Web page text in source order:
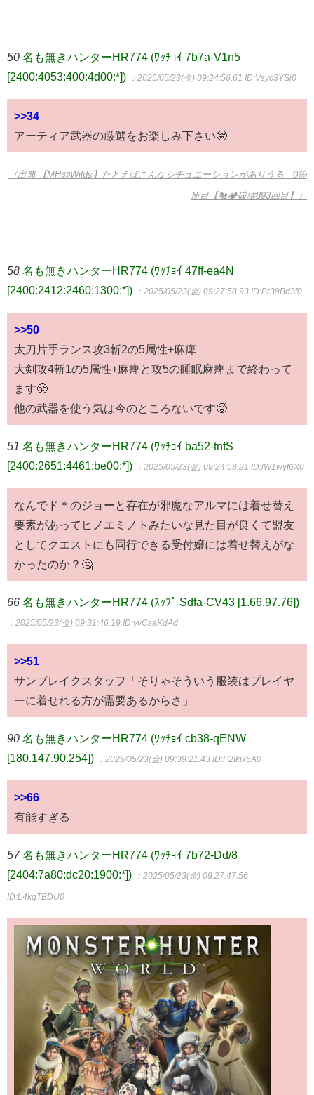
50 名も無きハンターHR774 (ﾜｯﾁｮｲ 7b7a-V1n5
[2400:4053:400:4d00:*])
：2025/05/23(金) 09:24:56.61 ID:Vsyc3YSj0
>>34
アーティア武器の厳選をお楽しみ下さい🤓
（出典 【MH頭Wilds】たとえばこんなシチュエーションがありうる 0箇
所目【🐔🏕破壊893回目】）
58 名も無きハンターHR774 (ﾜｯﾁｮｲ 47ff-ea4N
[2400:2412:2460:1300:*])
：2025/05/23(金) 09:27:58.93 ID:Br39Bd3f0
>>50
太刀片手ランス攻3斬2の5属性+麻痺
大剣攻4斬1の5属性+麻痺と攻5の睡眠麻痺まで終わって
ます😤
他の武器を使う気は今のところないです🥵
51 名も無きハンターHR774 (ﾜｯﾁｮｲ ba52-tnfS
[2400:2651:4461:be00:*])
：2025/05/23(金) 09:24:58.21 ID:lW1wyf6X0
なんでド＊のジョーと存在が邪魔なアルマには着せ替え
要素があってヒノエミノトみたいな見た目が良くて盟友
としてクエストにも同行できる受付嬢には着せ替えがな
かったのか？🤔
66 名も無きハンターHR774 (ｽｯﾌﾟ Sdfa-CV43 [1.66.97.76])
：2025/05/23(金) 09:31:46.19 ID:yvCsaKdAd
>>51
サンブレイクスタッフ「そりゃそういう服装はプレイヤ
ーに着せれる方が需要あるからさ」
90 名も無きハンターHR774 (ﾜｯﾁｮｲ cb38-qENW
[180.147.90.254])
：2025/05/23(金) 09:39:21.43 ID:P2Ikix5A0
>>66
有能すぎる
57 名も無きハンターHR774 (ﾜｯﾁｮｲ 7b72-Dd/8
[2404:7a80:dc20:1900:*])
：2025/05/23(金) 09:27:47.56
ID:L4kqTBDU0